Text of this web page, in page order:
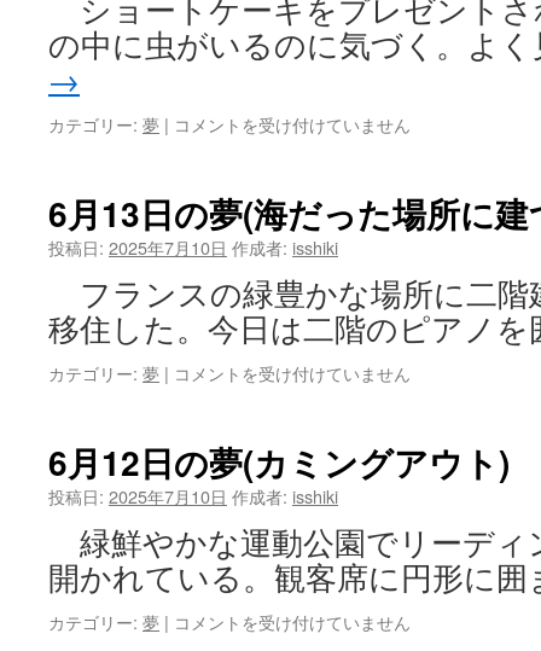
車
に
忘
は
ショートケーキをプレゼント
の中に虫がいるのに気づく。よ
→
カテゴリー: 夢 | 6
の
夢
入
り
ケ
ー
キ)
コメントを受け付けていません
6月13日の夢(海だった場所に建
投稿日: 2025年7月10日 作成者: isshiki
フランスの緑豊かな場所に二階
移住した。今日は二階のピアノ
カテゴリー: 夢 | 6
の
夢
だ
っ
た
場
所
コメントを受け付けていません
6月12日の夢(カミングアウト)
投稿日: 2025年7月10日 作成者: isshiki
緑鮮やかな運動公園でリーディ
開かれている。観客席に円形に
カテゴリー: 夢 | 6
コメントを受け付けていません